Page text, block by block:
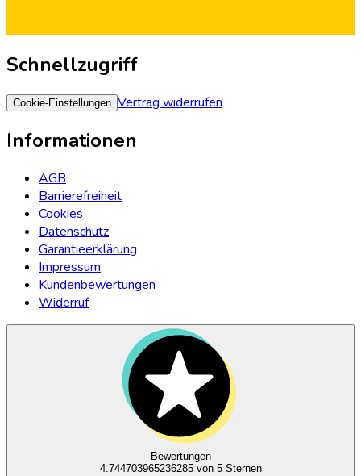
Schnellzugriff
Cookie-Einstellungen Vertrag widerrufen
Informationen
AGB
Barrierefreiheit
Cookies
Datenschutz
Garantieerklärung
Impressum
Kundenbewertungen
Widerruf
Bewertungen
4.744703965236285von 5 Sternen